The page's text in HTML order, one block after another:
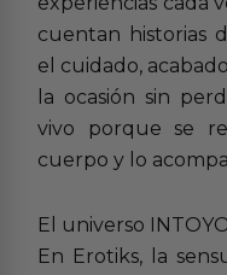
cuentan historias
el cuidado,
la ocasión sin
vivo porque se
cuerpo y lo
El universo
En Erotiks, la